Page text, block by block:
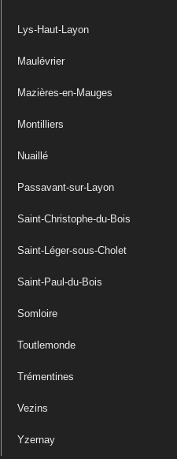
Lys-Haut-Layon
Maulévrier
Mazières-en-Mauges
Montilliers
Nuaillé
Passavant-sur-Layon
Saint-Christophe-du-Bois
Saint-Léger-sous-Cholet
Saint-Paul-du-Bois
Somloire
Toutlemonde
Trémentines
Vezins
Yzernay